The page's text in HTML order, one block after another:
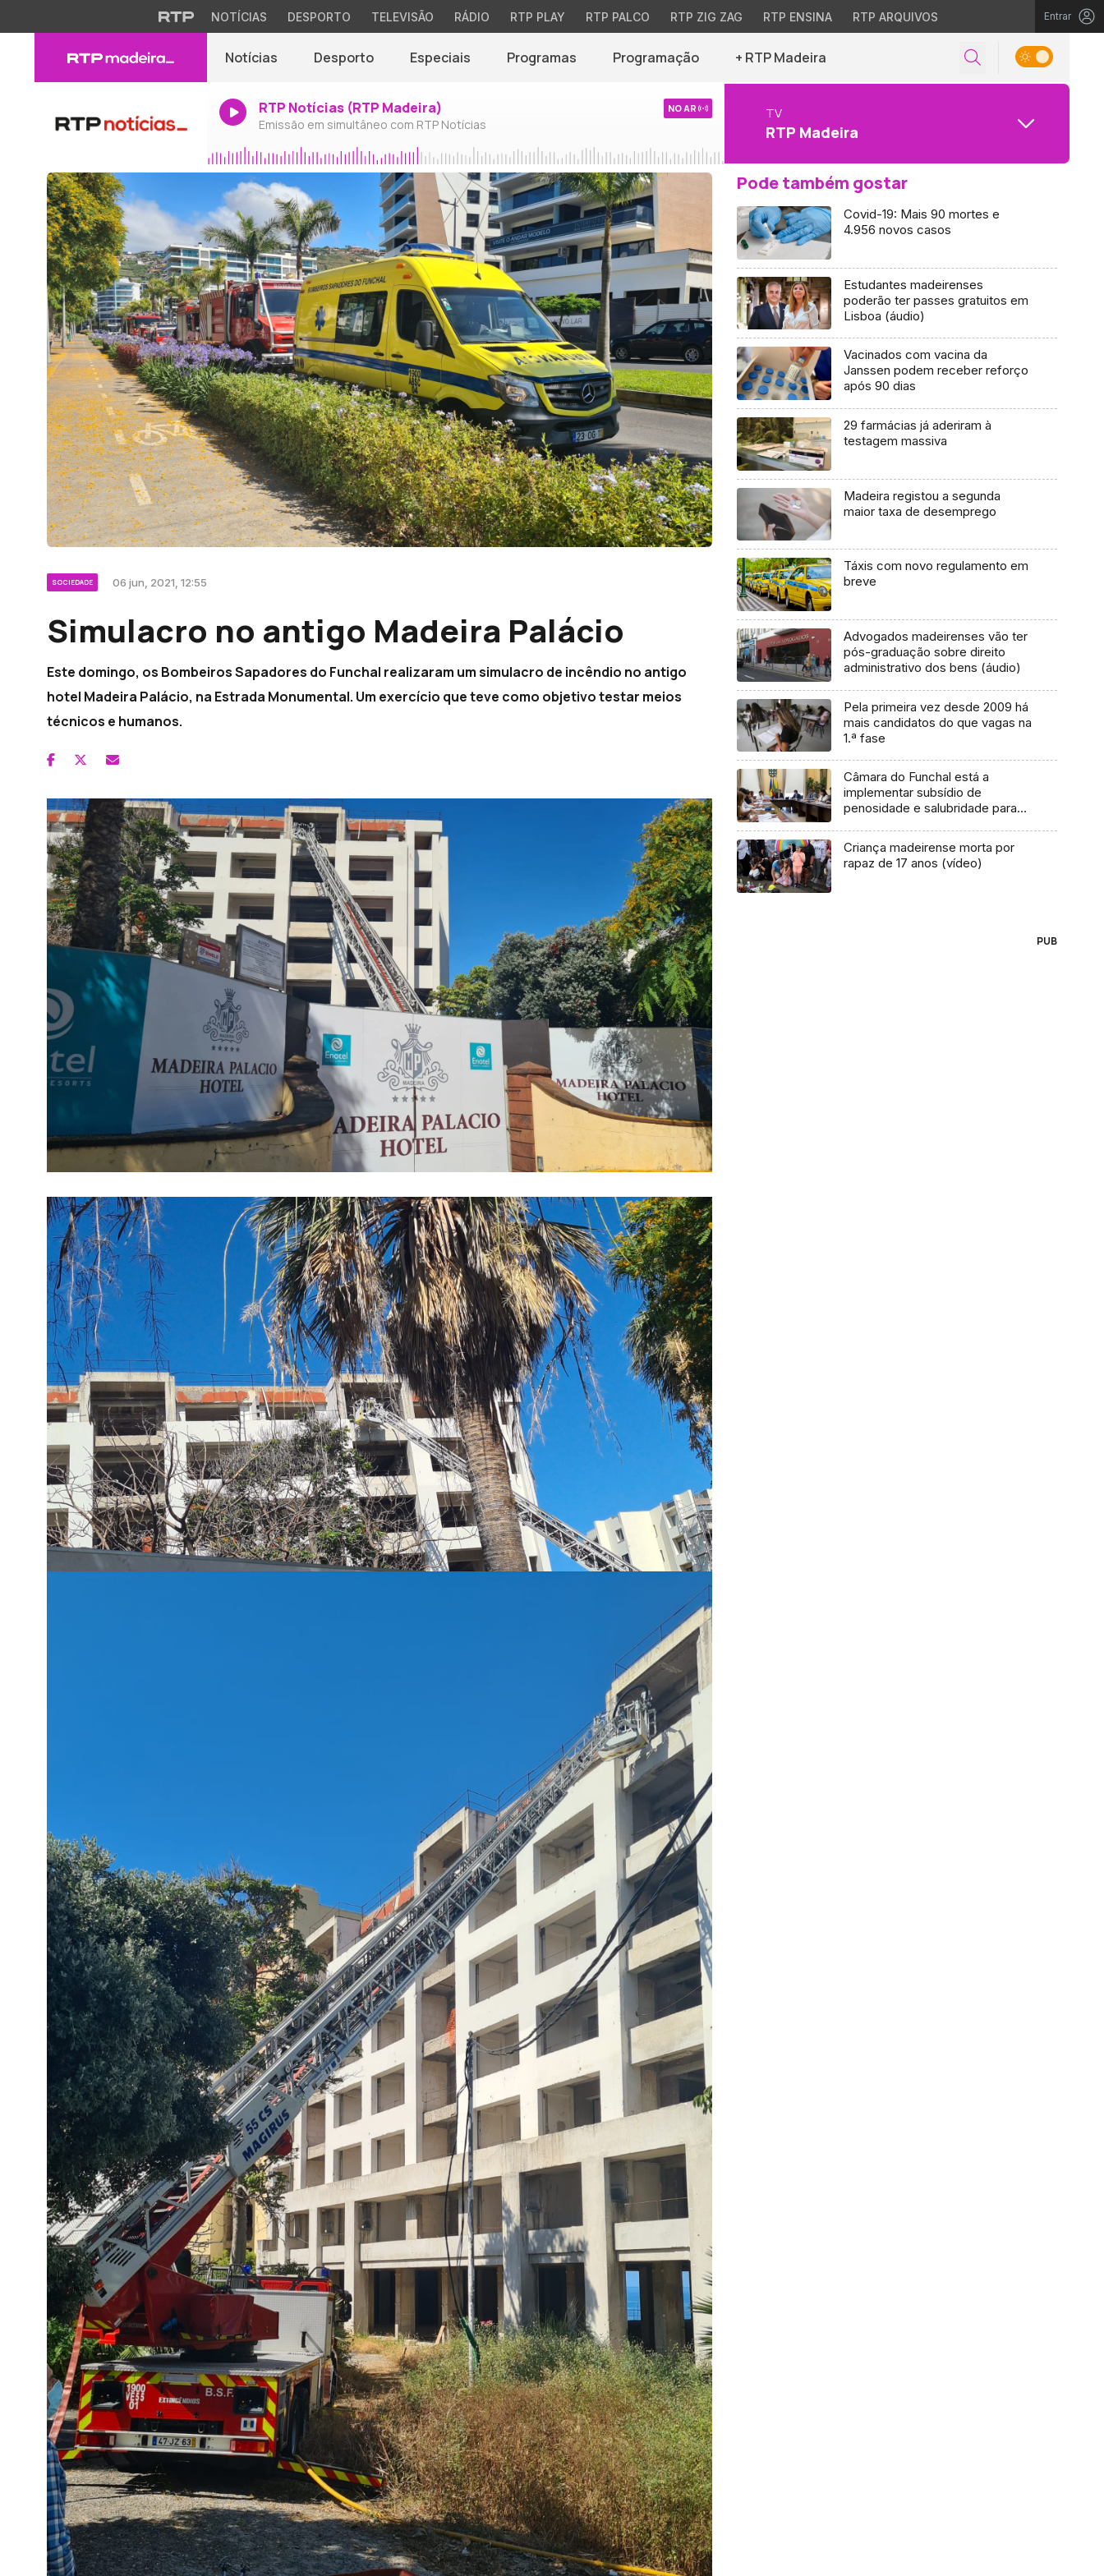
NOTÍCIAS DESPORTO TELEVISÃO RÁDIO RTP PLAY RTP PALCO RTP ZIG ZAG RTP ENSINA RTP ARQUIVOS Entrar
Notícias Desporto Especiais Programas Programação + RTP Madeira
RTP Notícias (RTP Madeira)
Emissão em simultâneo com RTP Notícias
NO AR TV
RTP Madeira
SOCIEDADE 06 jun, 2021, 12:55
Simulacro no antigo Madeira Palácio
Este domingo, os Bombeiros Sapadores do Funchal realizaram um simulacro de incêndio no antigo
hotel Madeira Palácio, na Estrada Monumental. Um exercício que teve como objetivo testar meios
técnicos e humanos.
Pode também gostar
Covid-19: Mais 90 mortes e
4.956 novos casos
Estudantes madeirenses
poderão ter passes gratuitos em
Lisboa (áudio)
Vacinados com vacina da
Janssen podem receber reforço
após 90 dias
29 farmácias já aderiram à
testagem massiva
Madeira registou a segunda
maior taxa de desemprego
Táxis com novo regulamento em
breve
Advogados madeirenses vão ter
pós-graduação sobre direito
administrativo dos bens (áudio)
Pela primeira vez desde 2009 há
mais candidatos do que vagas na
1.ª fase
Câmara do Funchal está a
implementar subsídio de
penosidade e salubridade para
Criança madeirense morta por
rapaz de 17 anos (vídeo)
PUB